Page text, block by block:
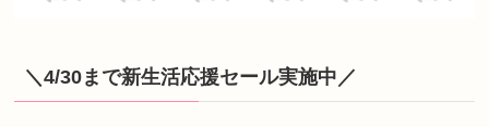
＼4/30まで新生活応援セール実施中／